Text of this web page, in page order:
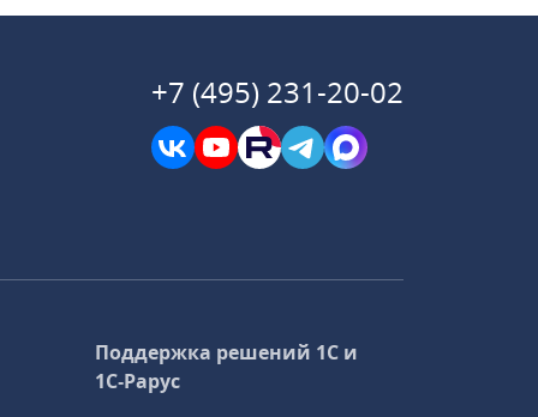
+7 (495) 231-20-02
Поддержка решений 1С и
1С‑Рарус